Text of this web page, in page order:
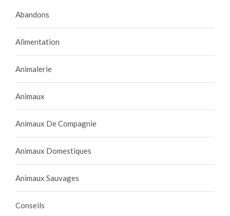
Abandons
Alimentation
Animalerie
Animaux
Animaux De Compagnie
Animaux Domestiques
Animaux Sauvages
Conseils